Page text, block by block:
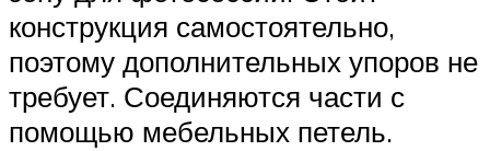
конструкция самостоятельно,
поэтому дополнительных упоров не
требует. Соединяются части с
помощью мебельных петель.